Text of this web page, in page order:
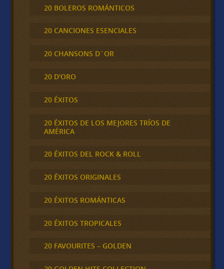
20 BOLEROS ROMÁNTICOS
20 CANCIONES ESENCIALES
20 CHANSONS D´OR
20 D'ORO
20 ÉXITOS
20 ÉXITOS DE LOS MEJORES TRÍOS DE
AMÉRICA
20 ÉXITOS DEL ROCK & ROLL
20 ÉXITOS ORIGINALES
20 ÉXITOS ROMÁNTICAS
20 ÉXITOS TROPICALES
20 FAVOURITES – GOLDEN